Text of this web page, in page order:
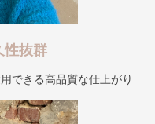
性抜群
できる高品質な仕上がり